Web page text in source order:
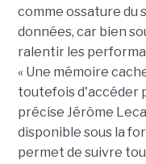
comme ossature du
données, car bien
ralentir les
« Une mémoire
toutefois d'accéder
précise Jérôme
disponible sous la
permet de suivre